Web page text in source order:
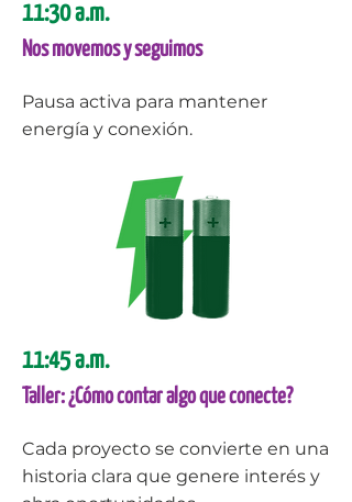
11:30 a.m.
Nos movemos y seguimos
Pausa activa para mantener
energía y conexión.
11:45 a.m.
Taller: ¿Cómo contar algo que conecte?
Cada proyecto se convierte en una
historia clara que genere interés y